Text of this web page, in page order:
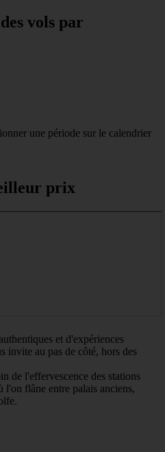
vols par
une période sur le calendrier
prix
et d'expériences
invite au pas de côté, hors des
de l'effervescence des stations
flâne entre palais anciens,